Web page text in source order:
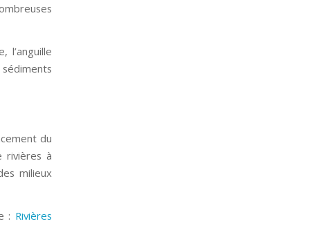
l’anguille
du
rivières à
milieux
: Rivières